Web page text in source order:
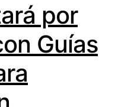
por
Guías